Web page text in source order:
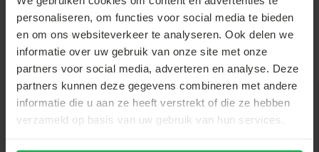
personaliseren, om functies voor social media te bieden
en om ons websiteverkeer te analyseren. Ook delen we
informatie over uw gebruik van onze site met onze
partners voor social media, adverteren en analyse. Deze
partners kunnen deze gegevens combineren met andere
informatie die u aan ze heeft verstrekt of die ze hebben
verzameld op basis van uw gebruik van hun services.
Anderen bekeken ook
sale